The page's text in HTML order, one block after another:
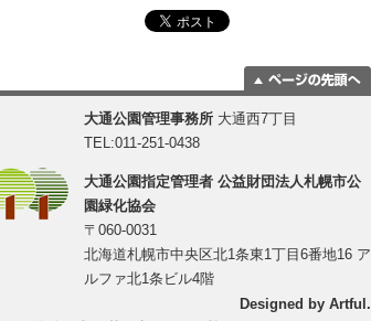
に移動
大通公園管理事務所 大通西7丁目
TEL:011-251-0438
大通公園指定管理者 公益財団法人札幌市公
園緑化協会
〒060-0031
北海道札幌市中央区北1条東1丁目6番地16 ア
ルファ北1条ビル4階
Designed by Artful.